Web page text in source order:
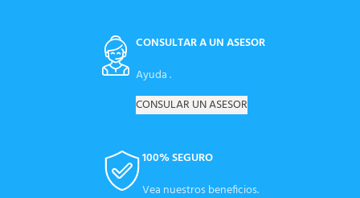
CONSULTAR A UN ASESOR
Ayuda .
CONSULAR UN ASESOR
100% SEGURO
Vea nuestros beneficios.